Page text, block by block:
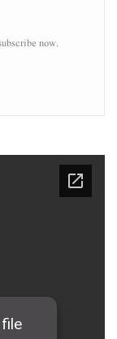
now.